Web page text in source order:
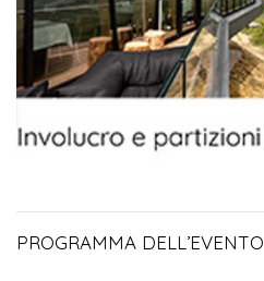
PROGRAMMA DELL’EVENTO